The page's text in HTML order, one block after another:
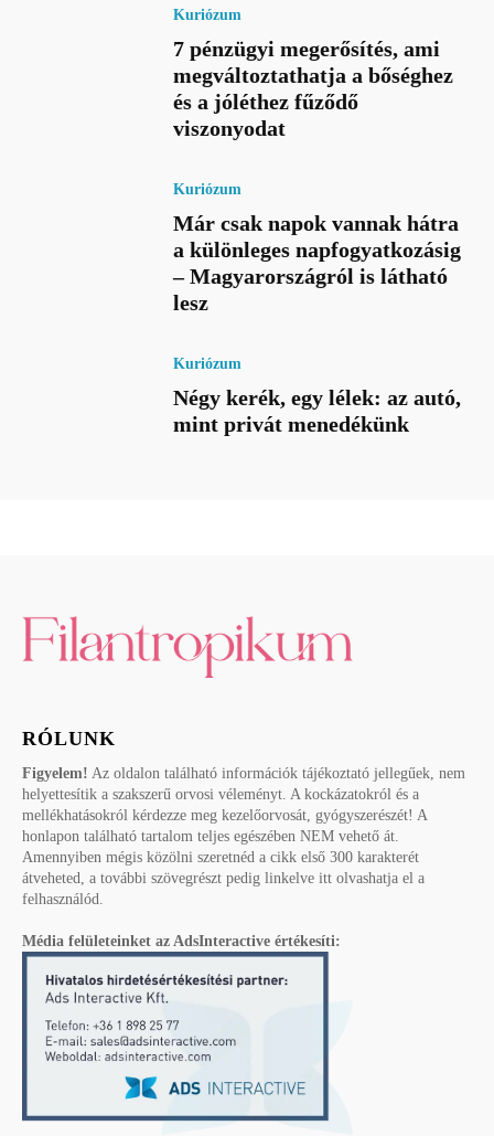
Kuriózum
7 pénzügyi megerősítés, ami
megváltoztathatja a bőséghez
és a jóléthez fűződő
viszonyodat
Kuriózum
Már csak napok vannak hátra
a különleges napfogyatkozásig
– Magyarországról is látható
lesz
Kuriózum
Négy kerék, egy lélek: az autó,
mint privát menedékünk
RÓLUNK
Figyelem! Az oldalon található információk tájékoztató jellegűek, nem
helyettesítik a szakszerű orvosi véleményt. A kockázatokról és a
mellékhatásokról kérdezze meg kezelőorvosát, gyógyszerészét! A
honlapon található tartalom teljes egészében NEM vehető át.
Amennyiben mégis közölni szeretnéd a cikk első 300 karakterét
átveheted, a további szövegrészt pedig linkelve itt olvashatja el a
felhasználód.
Média felületeinket az AdsInteractive értékesíti: